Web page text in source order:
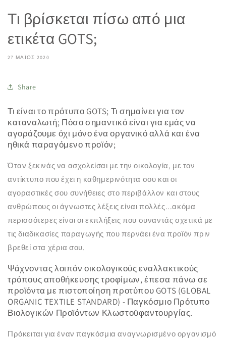
Τι βρίσκεται πίσω από μια
ετικέτα GOTS;
27 ΜΆΙΟΣ 2020
Share
Τι είναι το πρότυπο GOTS; Τι σημαίνει για τον
καταναλωτή; Πόσο σημαντικό είναι για εμάς να
αγοράζουμε όχι μόνο ένα οργανικό αλλά και ένα
ηθικά παραγόμενο προϊόν;
Όταν ξεκινάς να ασχολείσαι με την οικολογία, με τον
αντίκτυπο που έχει η καθημερινότητα σου και οι
αγοραστικές σου συνήθειες στο περιβάλλον και στους
ανθρώπους οι άγνωστες λέξεις είναι πολλές...ακόμα
περισσότερες είναι οι εκπλήξεις που συναντάς σχετικά με
τις διαδικασίες παραγωγής που περνάει ένα προϊόν πριν
βρεθεί στα χέρια σου.
Ψάχνοντας λοιπόν οικολογικούς εναλλακτικούς
τρόπους αποθήκευσης τροφίμων, έπεσα πάνω σε
προϊόντα με πιστοποίηση προτύπου GOTS (GLOBAL
ORGANIC TEXTILE STANDARD) - Παγκόσμιο Πρότυπο
Βιολογικών Προϊόντων Κλωστοϋφαντουργίας.
Πρόκειται για έναν παγκόσμια αναγνωρισμένο οργανισμό